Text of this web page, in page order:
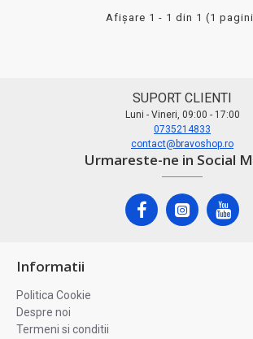
Afişare 1 - 1 din 1 (1
SUPORT CLIENTI
Luni - Vineri, 09:00 - 17:00
0735214833
contact@bravoshop.ro
Urmareste-ne in Social
Informatii
Politica Cookie
Despre noi
Termeni si conditii